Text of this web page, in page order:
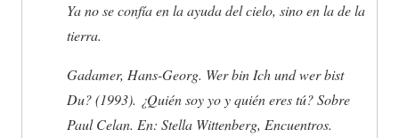
Ya no se confía en la ayuda del cielo, sino en la de la
tierra.
Gadamer, Hans-Georg. Wer bin Ich und wer bist
Du? (1993). ¿Quién soy yo y quién eres tú? Sobre
Paul Celan. En: Stella Wittenberg, Encuentros.